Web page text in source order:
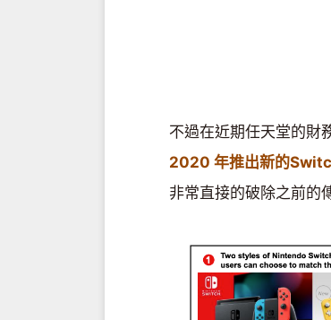
不過在近期任天堂的財
2020 年推出新的
非常直接的破除之前的